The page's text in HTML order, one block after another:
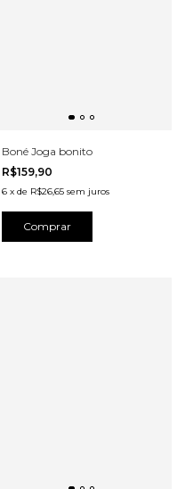
Boné Joga bonito
R$159,90
6 x de R$26,65 sem juros
Comprar